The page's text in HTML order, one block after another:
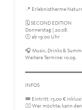
📍 Erlebnistherme
🗓 SECOND EDITION
Donnerstag | 20.08.
🕕 ab 19:00 Uhr
🎧 Music, Drinks &
Weitere Termine: 10.09.
INFOS
🎟 Eintritt: 15,00 €
🏊‍♀️ Wer möchte, kann